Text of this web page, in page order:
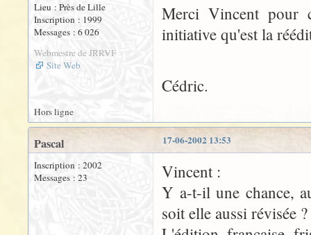
Lieu : Près de Lille
Inscription : 1999
Messages : 6 026
Webmestre de JRRVF
Site Web
Merci Vincent pour
initiative qu'est la
Cédric.
Hors ligne
17-06-2002 13:53
Pascal
Inscription : 2002
Messages : 23
Vincent :
Y a-t-il une chance,
soit elle aussi révisée ?